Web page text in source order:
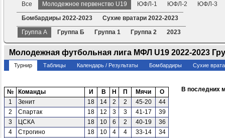
Все Молодежное первенство U19 ЮФЛ-1 ЮФЛ-2
ЮФЛ-3
Бомбардиры 2022-2023
Сухие вратари 2022-2023
Группа А
Группа Б Группа 1 Группа 2 2023
Молодежная футбольная лига МФЛ U19 2022-2023
Турнир Таблицы Календарь / Результаты Бомбардиры Сухие
№ Команды И В Н П Мячи
О
1
Зенит 18 14 2 2 45-20
44
2
Спартак 18 12 3 3 41-17
39
3
ЦСКА 18 10 6 2 40-19
36
4
Строгино 18 10 4 4 33-14
34
В последних